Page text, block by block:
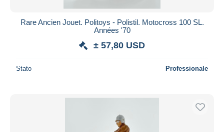
Rare Ancien Jouet. Politoys - Polistil. Motocross 100 SL.
Années '70
± 57,80 USD
Stato Professionale